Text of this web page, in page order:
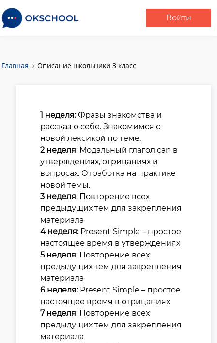
Войти
Главная Описание школьники 3 класс
1 неделя:Фразы знакомства и
рассказ о себе. Знакомимся с
новой лексикой по теме.
2 неделя: Модальный глагол can в
утверждениях, отрицаниях и
вопросах. Отработка на практике
новой темы.
3 неделя: Повторение всех
предыдущих тем для закрепления
материала
4 неделя: Present Simple – простое
настоящее время в утверждениях
5 неделя: Повторение всех
предыдущих тем для закрепления
материала
6 неделя: Present Simple – простое
настоящее время в отрицаниях
7 неделя: Повторение всех
предыдущих тем для закрепления
материала